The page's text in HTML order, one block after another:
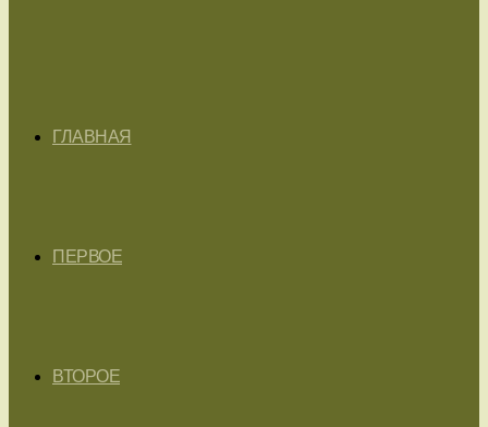
ГЛАВНАЯ
ПЕРВОЕ
ВТОРОЕ